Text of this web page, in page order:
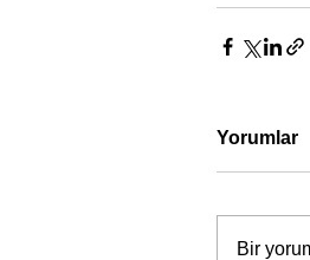
Yorumlar
Bir